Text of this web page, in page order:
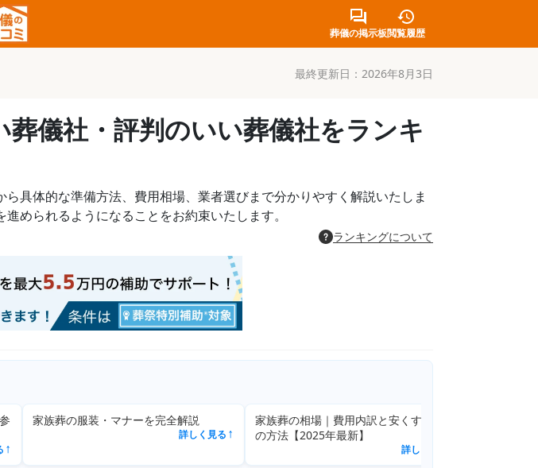
葬儀の掲示板閲覧履歴
最終更新日： 2026年8月3日
儀社・評判のいい葬儀社をランキ
具体的な準備方法、費用相場、業者選びまで分かりやすく解説いたしま
められるようになることをお約束いたします。
ランキングについて
家族葬の相場｜費用内訳と安くする7つ
家族葬と香典のマナーガイド